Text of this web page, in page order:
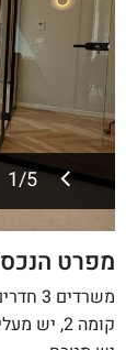
1/5
מפרט הנכס
משרדים 3 חדרים, 98 מ"ר, 98 מ"ר מגרש
קומה 2, יש מעלית וחניה